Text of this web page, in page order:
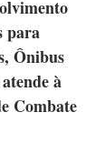
para
Ônibus
à
Combate